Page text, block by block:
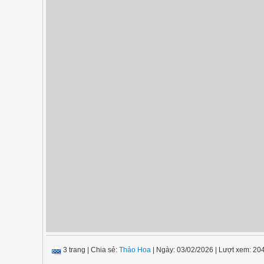
3 trang Chia sẻ: Thảo Hoa | Ngày: 03/02/2026 | Lượt xem: